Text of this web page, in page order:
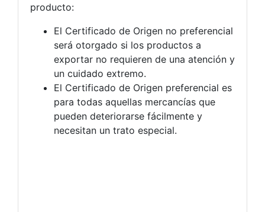
producto:
El Certificado de Origen no preferencial
será otorgado si los productos a
exportar no requieren de una atención y
un cuidado extremo.
El Certificado de Origen preferencial es
para todas aquellas mercancías que
pueden deteriorarse fácilmente y
necesitan un trato especial.